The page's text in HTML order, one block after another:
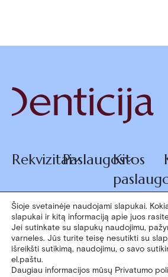
RekvizitaiPaslaugosKitos
© 2026
Denticija
+370 660
07770
Šioje svetainėje naudojami slapukai.
slapukai ir kitą informaciją apie juos
Jei sutinkate su slapukų naudojimu,
varneles. Jūs turite teisę nesutikti su
išreikšti sutikimą, naudojimu, o savo
el.paštu.
Daugiau informacijos mūsų Privatumo